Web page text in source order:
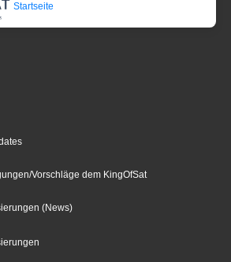
Startseite
Vorschläge dem KingOfSat
(News)